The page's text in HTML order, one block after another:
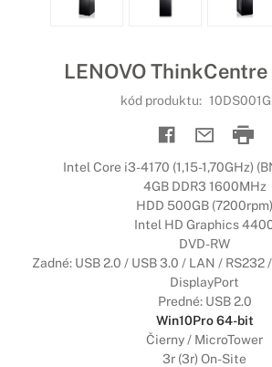
LENOVO
kód produktu:
Intel Core i3-4170 (1,15-1,70GHz)
4GB DDR3 1600MHz
HDD 500GB (7200rpm)
Intel HD Graphics
DVD-RW
Zadné: USB 2.0 / USB 3.0 / LAN / RS232
DisplayPort
Predné: USB 2.0
Win10Pro 64-bit
Čierny / MicroTower
3r (3r) On-Site